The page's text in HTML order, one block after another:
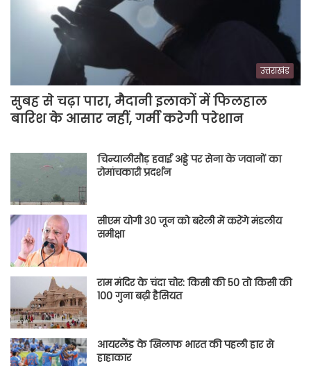
उत्तराखंड
सुबह से चढ़ा पारा, मैदानी इलाकों में फिलहाल
बारिश के आसार नहीं, गर्मी करेगी परेशान
चिन्यालीसौड़ हवाई अड्डे पर सेना के जवानों का
रोमांचकारी प्रदर्शन
सीएम योगी 30 जून को बरेली में करेंगे मंडलीय
समीक्षा
राम मंदिर के चंदा चोर: किसी की 50 तो किसी की
100 गुना बढ़ी हैसियत
आयरलैंड के खिलाफ भारत की पहली हार से
हाहाकार